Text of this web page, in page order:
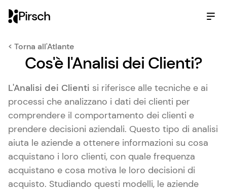
Pirsch
< Torna all'Atlante
Cos'è l'Analisi dei Clienti?
L'Analisi dei Clienti si riferisce alle tecniche e ai
processi che analizzano i dati dei clienti per
comprendere il comportamento dei clienti e
prendere decisioni aziendali. Questo tipo di analisi
aiuta le aziende a ottenere informazioni su cosa
acquistano i loro clienti, con quale frequenza
acquistano e cosa motiva le loro decisioni di
acquisto. Studiando questi modelli, le aziende